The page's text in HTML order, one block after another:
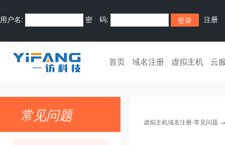
用户名: 密 码: 注册
首页 域名注册 虚拟主机 云
常见问题 虚拟主机域名注册-常见问题